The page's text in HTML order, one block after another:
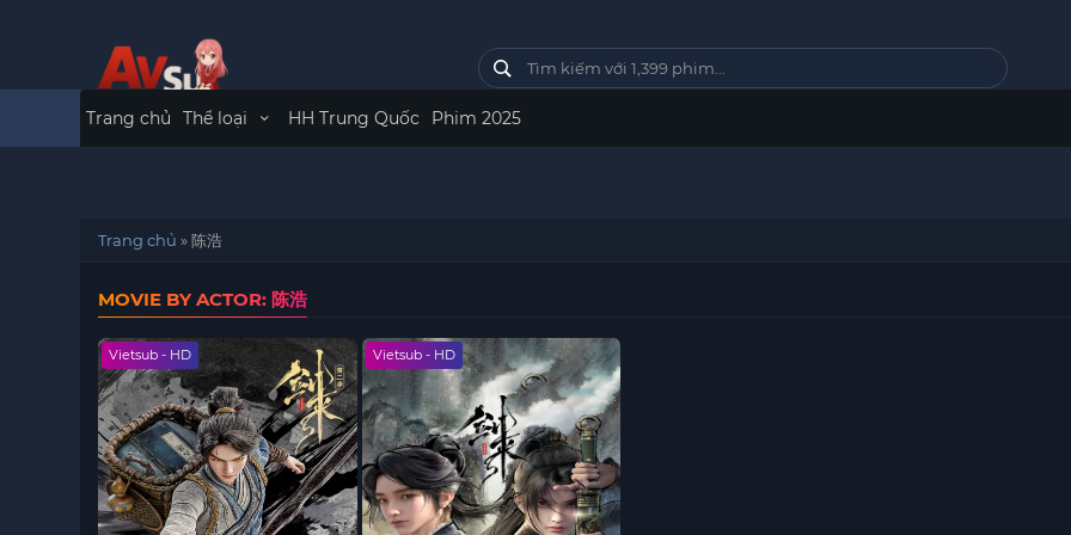
Trang chủ Thể loại HH Trung Quốc Phim 2025
Trang chủ »陈浩
MOVIE BY ACTOR: 陈浩
Vietsub - HD Vietsub - HD